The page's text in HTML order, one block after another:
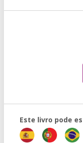
Este livro pode